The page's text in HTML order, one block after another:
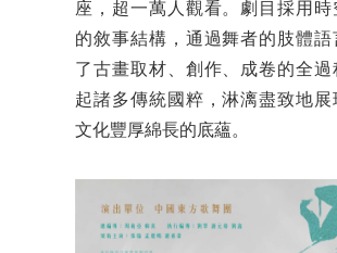
座，超一萬人觀看。劇目採用時
的敘事結構，通過舞者的肢體語
了古畫取材、創作、成卷的全
起諸多傳統國粹，淋漓盡致地展
文化豐厚綿長的底蘊。